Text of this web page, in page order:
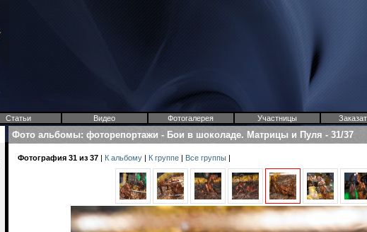
Статьи Видео Фотогалерея Участницы
Фото альбомы: фоторепортажи - Бои в шоколаде. Матрицы и Пуля - 31/37
Фотография 31 из 37 | К альбому | К группе | Все группы |